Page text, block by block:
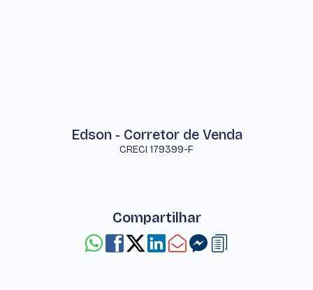
Edson - Corretor de Venda
CRECI 179399-F
Compartilhar